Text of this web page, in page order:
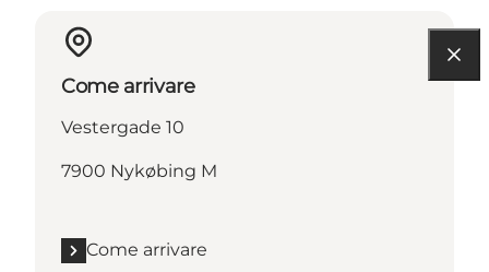
Come arrivare
Vestergade 10
7900 Nykøbing M
Come arrivare